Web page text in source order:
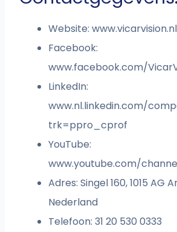
Website: www.vicarvision.nl
Facebook:
www.facebook.com/
LinkedIn:
www.nl.linkedin.com/
trk=ppro_cprof
YouTube:
www.youtube.com/
Adres: Singel 160, 1015 AG
Nederland
Telefoon: 31 20 530 0333